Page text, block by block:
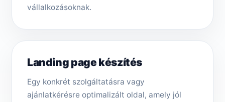
vállalkozásoknak.
Landing page készítés
Egy konkrét szolgáltatásra vagy
ajánlatkérésre optimalizált oldal, amely jól